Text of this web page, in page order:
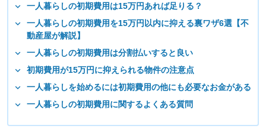
一人暮らしの初期費用は15万円あれば足りる？
一人暮らしの初期費用を15万円以内に抑える裏ワザ6選【不
動産屋が解説】
一人暮らしの初期費用は分割払いすると良い
初期費用が15万円に抑えられる物件の注意点
一人暮らしを始めるには初期費用の他にも必要なお金がある
一人暮らしの初期費用に関するよくある質問